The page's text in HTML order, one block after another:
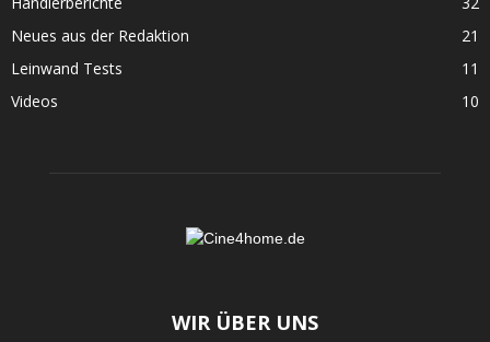
Neues aus der Redaktion
21
Leinwand Tests
11
Videos
10
WIR ÜBER UNS